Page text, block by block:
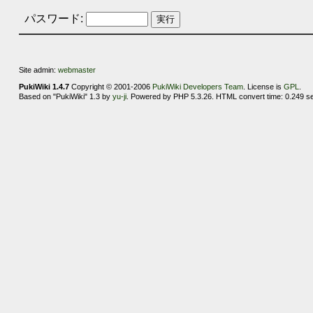
パスワード:
Site admin: webmaster
PukiWiki 1.4.7Copyright © 2001-2006 PukiWiki Developers Team. License is GPL
Based on "PukiWiki" 1.3 by yu-ji. Powered by PHP 5.3.26. HTML convert time: 0.249